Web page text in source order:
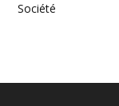
Société